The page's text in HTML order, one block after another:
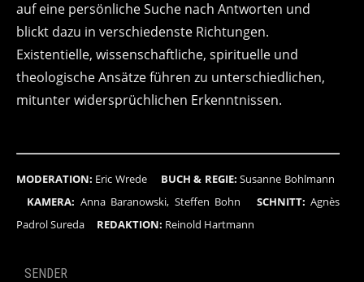
auf eine persönliche Suche nach Antworten und
blickt dazu in verschiedenste Richtungen.
Existentielle, wissenschaftliche, spirituelle und
theologische Ansätze führen zu unterschiedlichen,
mitunter widersprüchlichen Erkenntnissen.
MODERATION: Eric Wrede BUCH & REGIE: Susanne Bohlmann
KAMERA: Anna Baranowski, Steffen Bohn SCHNITT: Agnès
Padrol Sureda REDAKTION: Reinold Hartmann
SENDER